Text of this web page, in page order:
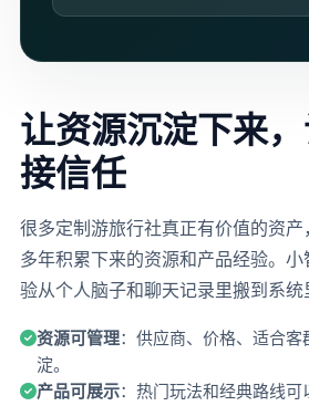
让资源沉淀下来
接信任
很多定制游旅行社真正有价值的资
多年积累下来的资源和产品经验。
验从个人脑子和聊天记录里搬到系统
资源可管理：供应商、价格、适合
淀。
产品可展示：热门玩法和经典路线